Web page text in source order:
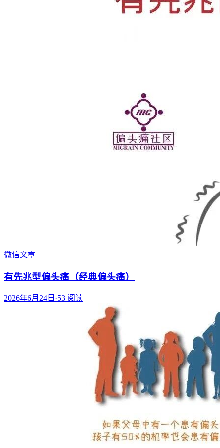
微信文章
有先兆型偏头痛（经典偏头痛）
2026年6月24日 ·53 阅读